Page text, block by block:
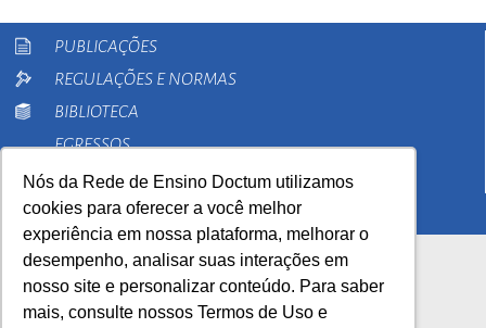
Nós da Rede de Ensino Doctum utilizamos
cookies para oferecer a você melhor
experiência em nossa plataforma, melhorar o
desempenho, analisar suas interações em
nosso site e personalizar conteúdo. Para saber
mais, consulte nossos Termos de Uso e
PUBLICAÇÕES
REGULAÇÕES E NORMAS
BIBLIOTECA
EGRESSOS
PESQUISA
EXTENSÃO